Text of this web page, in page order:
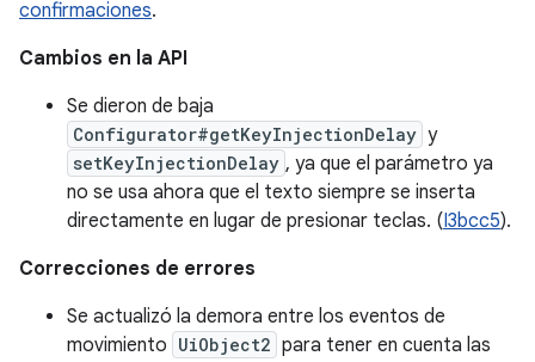
confirmaciones.
Cambios en la API
Se dieron de baja
Configurator#getKeyInjectionDelay y
setKeyInjectionDelay , ya que el parámetro ya
no se usa ahora que el texto siempre se inserta
directamente en lugar de presionar teclas. (I3bcc5).
Correcciones de errores
Se actualizó la demora entre los eventos de
movimiento UiObject2 para tener en cuenta las